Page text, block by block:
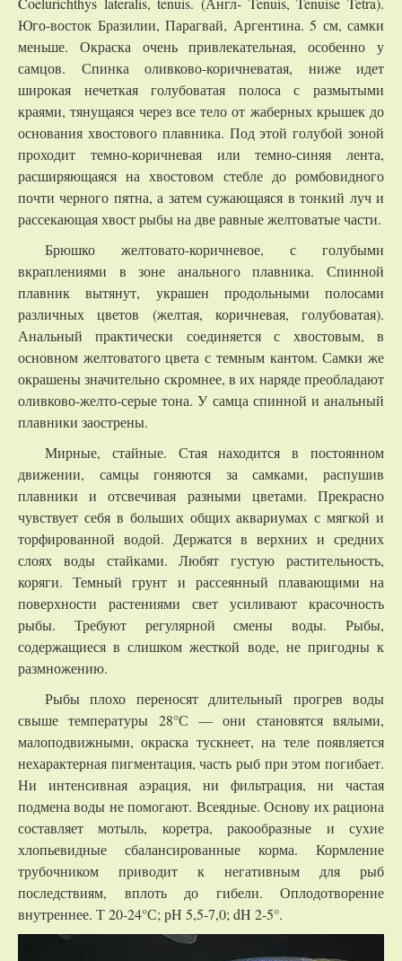
Юго-восток Бразилии, Парагвай, Аргентина. 5 см, самки
меньше. Окраска очень привлекательная, особенно у
самцов. Спинка оливково-коричневатая, ниже идет
широкая нечеткая голубоватая полоса с размытыми
краями, тянущаяся через все тело от жаберных крышек до
основания хвостового плавника. Под этой голубой зоной
проходит темно-коричневая или темно-синяя лента,
расширяющаяся на хвостовом стебле до ромбовидного
почти черного пятна, а затем сужающаяся в тонкий луч и
рассекающая хвост рыбы на две равные желтоватые части.
Брюшко желтовато-коричневое, с голубыми
вкраплениями в зоне анального плавника. Спинной
плавник вытянут, украшен продольными полосами
различных цветов (желтая, коричневая, голубоватая).
Анальный практически соединяется с хвостовым, в
основном желтоватого цвета с темным кантом. Самки же
окрашены значительно скромнее, в их наряде преобладают
оливково-желто-серые тона. У самца спинной и анальный
плавники заострены.
Мирные, стайные. Стая находится в постоянном
движении, самцы гоняются за самками, распушив
плавники и отсвечивая разными цветами. Прекрасно
чувствует себя в больших общих аквариумах с мягкой и
торфированной водой. Держатся в верхних и средних
слоях воды стайками. Любят густую растительность,
коряги. Темный грунт и рассеянный плавающими на
поверхности растениями свет усиливают красочность
рыбы. Требуют регулярной смены воды. Рыбы,
содержащиеся в слишком жесткой воде, не пригодны к
размножению.
Рыбы плохо переносят длительный прогрев воды
свыше температуры 28°С — они становятся вялыми,
малоподвижными, окраска тускнеет, на теле появляется
нехарактерная пигментация, часть рыб при этом погибает.
Ни интенсивная аэрация, ни фильтрация, ни частая
подмена воды не помогают. Всеядные. Основу их рациона
составляет мотыль, коретра, ракообразные и сухие
хлопьевидные сбалансированные корма. Кормление
трубочником приводит к негативным для рыб
последствиям, вплоть до гибели. Оплодотворение
внутреннее. Т 20-24°С; рН 5,5-7,0; dH 2-5°.